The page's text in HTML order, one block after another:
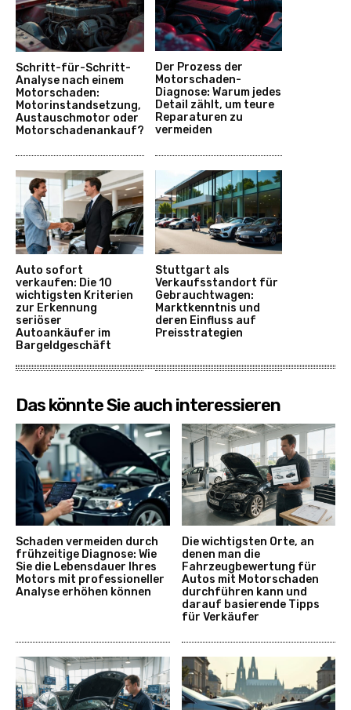
Schritt-für-Schritt-
Analyse nach einem
Motorschaden:
Motorinstandsetzung,
Austauschmotor oder
Motorschadenankauf?
Der Prozess der
Motorschaden-
Diagnose: Warum jedes
Detail zählt, um teure
Reparaturen zu
vermeiden
Auto sofort
verkaufen: Die 10
wichtigsten Kriterien
zur Erkennung
seriöser
Autoankäufer im
Bargeldgeschäft
Stuttgart als
Verkaufsstandort für
Gebrauchtwagen:
Marktkenntnis und
deren Einfluss auf
Preisstrategien
Das könnte Sie auch interessieren
Schaden vermeiden durch
frühzeitige Diagnose: Wie
Sie die Lebensdauer Ihres
Motors mit professioneller
Analyse erhöhen können
Die wichtigsten Orte, an
denen man die
Fahrzeugbewertung für
Autos mit Motorschaden
durchführen kann und
darauf basierende Tipps
für Verkäufer